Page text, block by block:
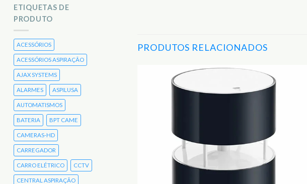
ETIQUETAS DE
PRODUTO
ACESSÓRIOS
ACESSÓRIOS ASPIRAÇÃO
AJAX SYSTEMS
ALARMES ASPILUSA
AUTOMATISMOS
BATERIA BPT CAME
CAMERAS-HD
CARREGADOR
CARRO ELÉTRICO CCTV
CENTRAL ASPIRAÇÃO
PRODUTOS RELACIONADOS